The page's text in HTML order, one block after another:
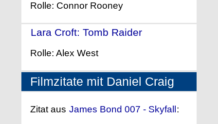
Rolle: Connor Rooney
Lara Croft: Tomb Raider
Rolle: Alex West
Filmzitate mit Daniel Craig
Zitat aus James Bond 007 - Skyfall: